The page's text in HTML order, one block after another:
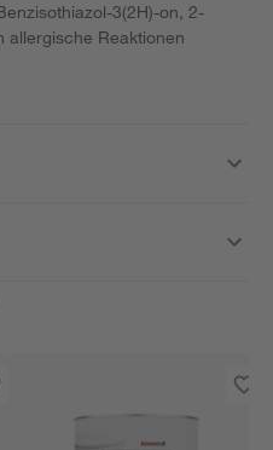
3(2H)-on, 2-
allergische Reaktionen